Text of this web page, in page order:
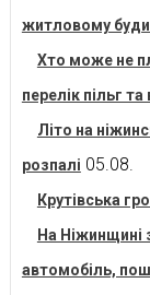
житловому
Хто може не
перелік пільг
Літо на
розпалі 05.08.
Крутівська
На Ніжинщині
автомобіль,